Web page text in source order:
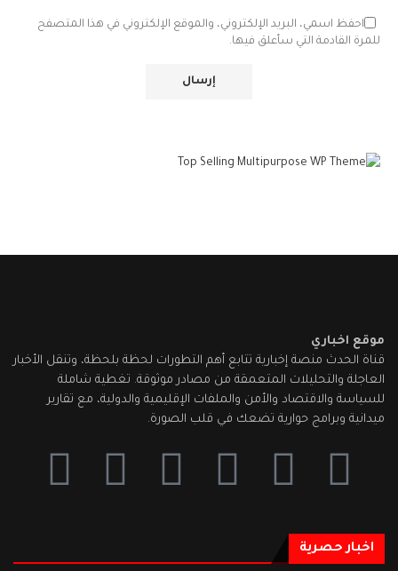
احفظ اسمي، البريد الإلكتروني، والموقع الإلكتروني في هذا المتصفح
للمرة القادمة التي سأعلق فيها.
موقع اخباري
قناة الحدث منصة إخبارية تتابع أهم التطورات لحظة بلحظة، وتنقل الأخبار
العاجلة والتحليلات المتعمقة من مصادر موثوقة. تغطية شاملة
للسياسة والاقتصاد والأمن والملفات الإقليمية والدولية، مع تقارير
ميدانية وبرامج حوارية تضعك في قلب الصورة.
اخبار حصرية